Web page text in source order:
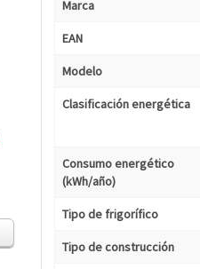
Marca
EAN
Modelo
Clasificación energética
Consumo energético
(kWh/año)
Tipo de frigorífico
Tipo de construcción